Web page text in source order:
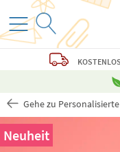
Gehe zu
Neuheit